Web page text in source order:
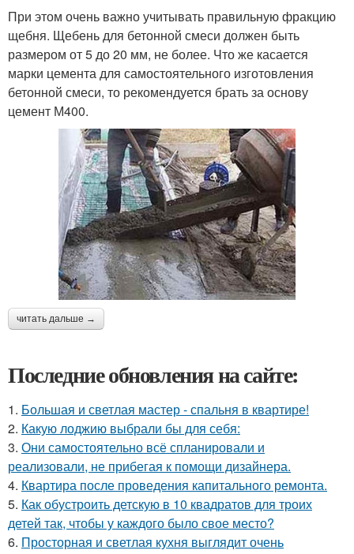
При этом очень важно учитывать правильную фракцию
щебня. Щебень для бетонной смеси должен быть
размером от 5 до 20 мм, не более. Что же касается
марки цемента для самостоятельного изготовления
бетонной смеси, то рекомендуется брать за основу
цемент М400.
читать дальше →
Последние обновления на сайте:
1. Большая и светлая мастер - спальня в квартире!
2. Какую лоджию выбрали бы для себя:
3. Они самостоятельно всё спланировали и
реализовали, не прибегая к помощи дизайнера.
4. Квартира после проведения капитального ремонта.
5. Как обустроить детскую в 10 квадратов для троих
детей так, чтобы у каждого было свое место?
6. Просторная и светлая кухня выглядит очень